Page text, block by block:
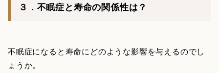
３．不眠症と寿命の関係性は？
不眠症になると寿命にどのような影響を与えるのでし
ょうか。